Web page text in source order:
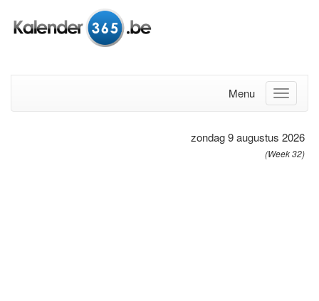
Menu
zondag 9 augustus 2026
(Week 32)